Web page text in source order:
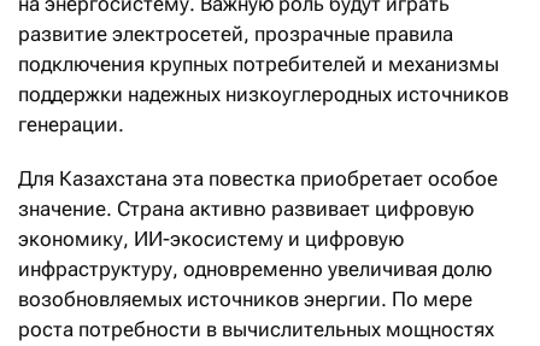
развитие электросетей, прозрачные правила
подключения крупных потребителей и механизмы
поддержки надежных низкоуглеродных источников
генерации.
Для Казахстана эта повестка приобретает особое
значение. Страна активно развивает цифровую
экономику, ИИ-экосистему и цифровую
инфраструктуру, одновременно увеличивая долю
возобновляемых источников энергии. По мере
роста потребности в вычислительных мощностях